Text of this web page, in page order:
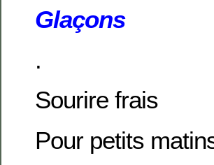
Glaçons
.
Sourire frais
Pour petits